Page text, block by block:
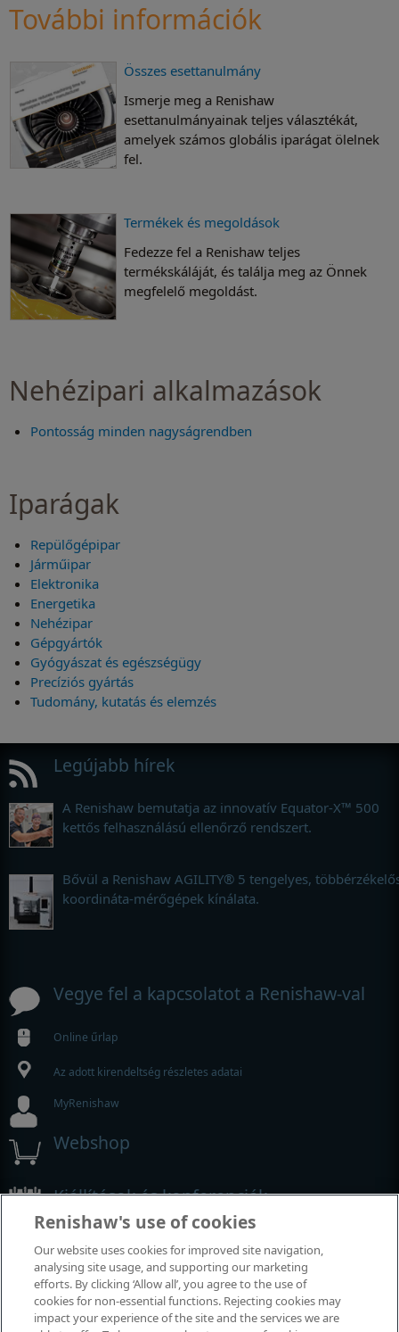
További információk
Összes esettanulmány
Ismerje meg a Renishaw
esettanulmányainak teljes választékát,
amelyek számos globális iparágat ölelnek
fel.
Termékek és megoldások
Fedezze fel a Renishaw teljes
termékskáláját, és találja meg az Önnek
megfelelő megoldást.
Nehézipari alkalmazások
Pontosság minden nagyságrendben
Iparágak
Repülőgépipar
Járműipar
Elektronika
Energetika
Nehézipar
Gépgyártók
Gyógyászat és egészségügy
Precíziós gyártás
Tudomány, kutatás és elemzés
Legújabb hírek
A Renishaw bemutatja az innovatív Equator-X™ 500
kettős felhasználású ellenőrző rendszert.
Bővül a Renishaw AGILITY® 5 tengelyes,
koordináta-mérőgépek kínálata.
Vegye fel a kapcsolatot a Renishaw-val
Online űrlap
Az adott kirendeltség részletes adatai
MyRenishaw
Webshop
Kiállítások és konferenciák
Renishaw's use of cookies
Our website uses cookies for improved site navigation,
analysing site usage, and supporting our marketing
efforts. By clicking ‘Allow all’, you agree to the use of
cookies for non-essential functions. Rejecting cookies may
impact your experience of the site and the services we are